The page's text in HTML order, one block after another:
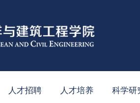
人才招聘 人才培养 科学研